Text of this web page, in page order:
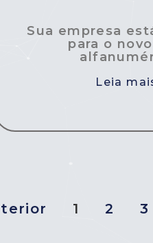
Sua empresa
para o novo
Leia
1 2 3